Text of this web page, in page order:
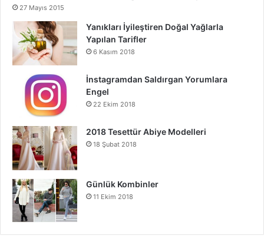
27 Mayıs 2015
Yanıkları İyileştiren Doğal Yağlarla
Yapılan Tarifler
6 Kasım 2018
İnstagramdan Saldırgan Yorumlara
Engel
22 Ekim 2018
2018 Tesettür Abiye Modelleri
18 Şubat 2018
Günlük Kombinler
11 Ekim 2018